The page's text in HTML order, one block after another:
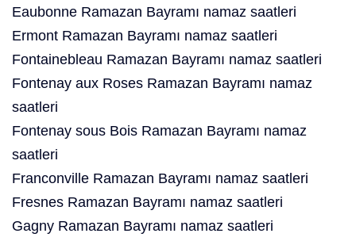
Eaubonne Ramazan Bayramı namaz saatleri
Ermont Ramazan Bayramı namaz saatleri
Fontainebleau Ramazan Bayramı namaz saatleri
Fontenay aux Roses Ramazan Bayramı namaz
saatleri
Fontenay sous Bois Ramazan Bayramı namaz
saatleri
Franconville Ramazan Bayramı namaz saatleri
Fresnes Ramazan Bayramı namaz saatleri
Gagny Ramazan Bayramı namaz saatleri